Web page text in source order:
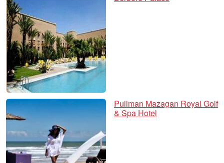
Pullman Mazagan Royal Golf
& Spa Hotel